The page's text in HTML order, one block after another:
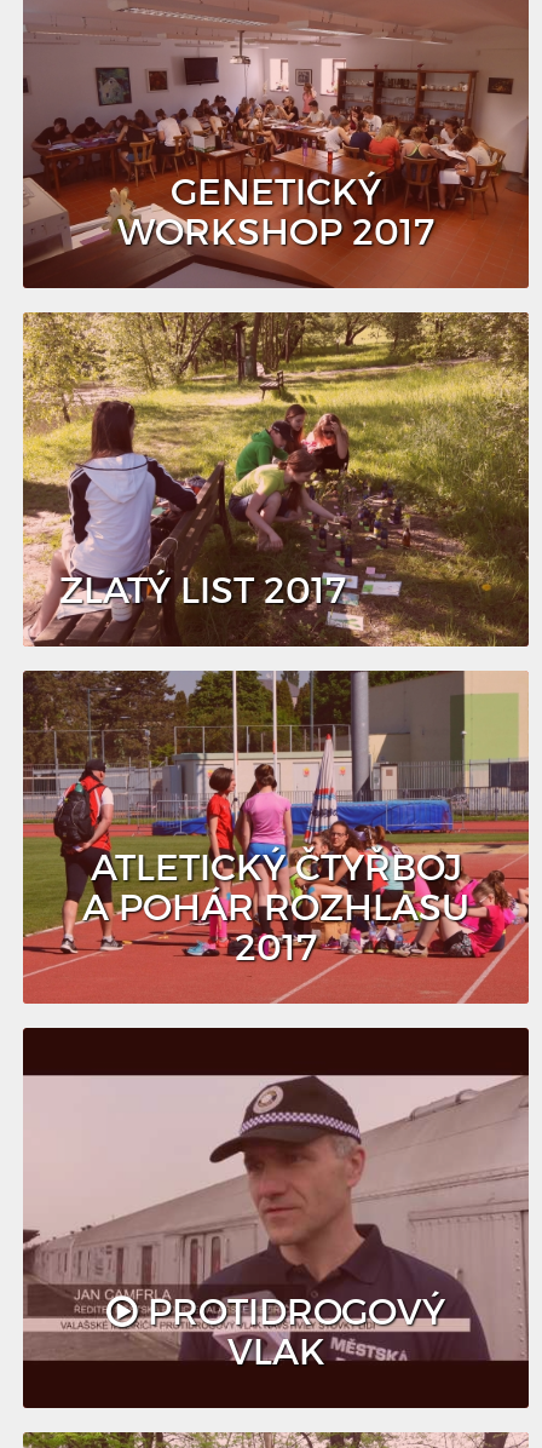
GENETICKÝ
WORKSHOP 2017
ZLATÝ LIST 2017
ATLETICKÝ ČTYŘBOJ
A POHÁR ROZHLASU
2017
PROTIDROGOVÝ
VLAK